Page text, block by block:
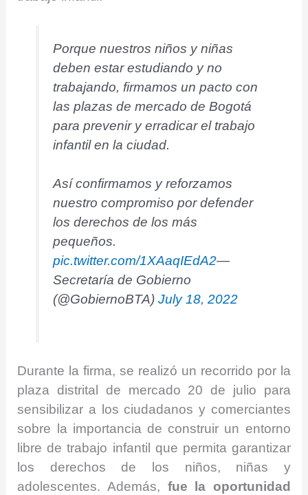
Porque nuestros niños y niñas
deben estar estudiando y no
trabajando, firmamos un pacto con
las plazas de mercado de Bogotá
para prevenir y erradicar el trabajo
infantil en la ciudad.
Así confirmamos y reforzamos
nuestro compromiso por defender
los derechos de los más
pequeños.
pic.twitter.com/1XAaqIEdA2—
Secretaría de Gobierno
(@GobiernoBTA)July 18, 2022
Durante la firma, se realizó un recorrido por la
plaza distrital de mercado 20 de julio para
sensibilizar a los ciudadanos y comerciantes
sobre la importancia de construir un entorno
libre de trabajo infantil que permita garantizar
los derechos de los niños, niñas y
adolescentes. Además, fue la oportunidad